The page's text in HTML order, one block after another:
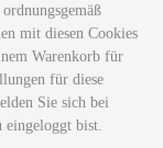
mit diesen Cookies
Warenkorb für
für diese
Sie sich bei
bist.